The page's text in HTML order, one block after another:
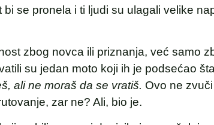
se pronela i ti ljudi su ulagali velike
zbog novca ili priznanja, već samo
su jedan moto koji ih je podsećao
ali ne moraš da se vratiš. Ovo ne zvuči
zar ne? Ali, bio je.